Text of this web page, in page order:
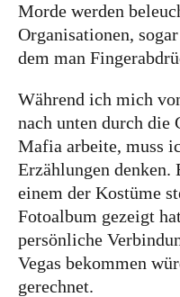
Morde werden
Organisationen,
dem man
Während ich mich
nach unten durch die
Mafia arbeite, muss
Erzählungen
einem der Kostüme
Fotoalbum gezeigt
persönliche
Vegas bekommen
gerechnet.